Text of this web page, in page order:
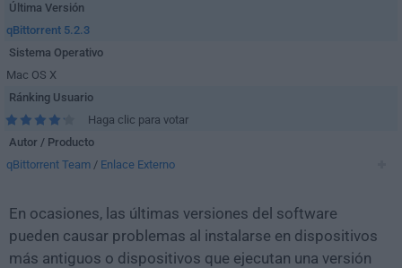
Última Versión
qBittorrent 5.2.3
Sistema Operativo
Mac OS X
Ránking Usuario
Haga clic para votar
Autor / Producto
qBittorrent Team / Enlace Externo
En ocasiones, las últimas versiones del software
pueden causar problemas al instalarse en dispositivos
más antiguos o dispositivos que ejecutan una versión